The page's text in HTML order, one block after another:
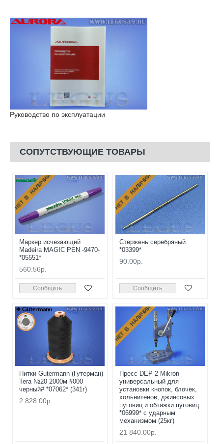
Руководство по эксплуатации
СОПУТСТВУЮЩИЕ ТОВАРЫ
НЕТ В НАЛИЧИИ
Маркер исчезающий
Madeira MAGIC PEN -9470-
*05551*
560.56р.
Сообщить
НЕТ В НАЛИЧИИ
Стержень серебряный
*03399*
90.00р.
Сообщить
Нитки Gutermann (Гутерман)
Tera №20 2000м #000
черный# *07062* (341г)
2 828.00р.
НЕТ В НАЛИЧИИ
Пресс DEP-2 Mikron
универсальный для
установки кнопок, блочек,
хольнитенов, джинсовых
пуговиц и обтяжки пуговиц
*06999* с ударным
механизмом (25кг)
21 840.00р.